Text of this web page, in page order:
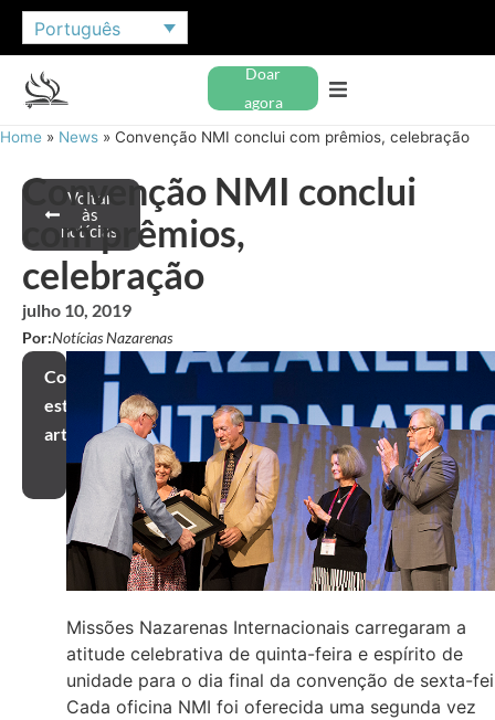
Português
Doar
agora
Home » News » Convenção NMI conclui com prêmios, celebração
Voltar
às
notícias
Convenção NMI conclui
com prêmios,
celebração
julho 10, 2019
Por:Notícias Nazarenas
Compartilhar
este
artigo
Missões Nazarenas Internacionais carregaram a
atitude celebrativa de quinta-feira e espírito de
unidade para o dia final da convenção de sexta-
Cada oficina NMI foi oferecida uma segunda vez